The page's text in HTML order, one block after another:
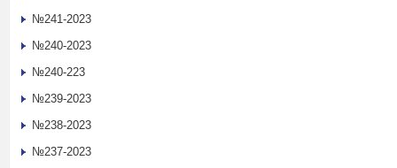
№241-2023
№240-2023
№240-223
№239-2023
№238-2023
№237-2023